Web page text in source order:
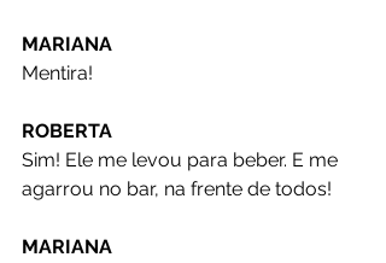
MARIANA
Mentira!
ROBERTA
Sim! Ele me levou para beber. E me
agarrou no bar, na frente de todos!
MARIANA